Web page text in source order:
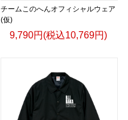
チームこのへんオフィシャルウェア
(仮)
9,790円(税込10,769円)